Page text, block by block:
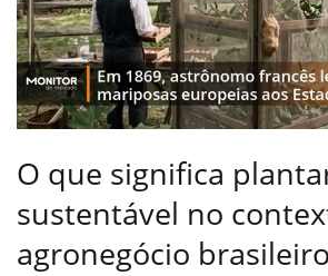
O que significa
sustentável no
agronegócio